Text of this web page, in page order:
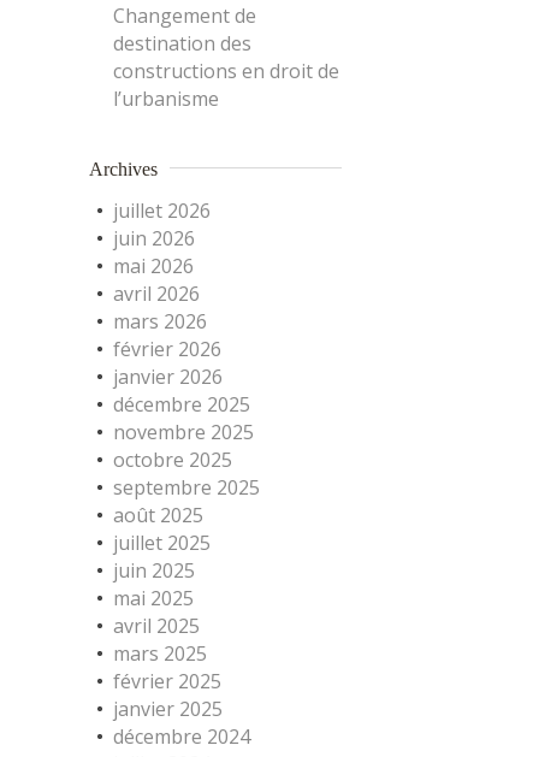
Changement de
destination des
constructions en droit de
l’urbanisme
Archives
juillet 2026
juin 2026
mai 2026
avril 2026
mars 2026
février 2026
janvier 2026
décembre 2025
novembre 2025
octobre 2025
septembre 2025
août 2025
juillet 2025
juin 2025
mai 2025
avril 2025
mars 2025
février 2025
janvier 2025
décembre 2024